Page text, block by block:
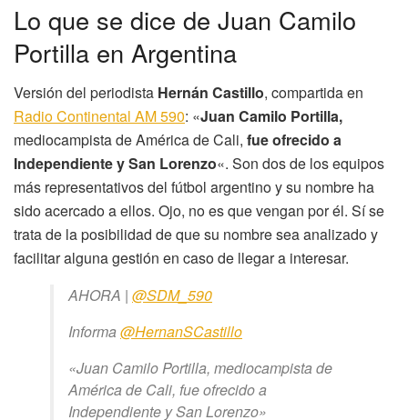
Lo que se dice de Juan Camilo
Portilla en Argentina
Versión del periodista Hernán Castillo, compartida en
Radio Continental AM 590: «Juan Camilo Portilla,
mediocampista de América de Cali, fue ofrecido a
Independiente y San Lorenzo«. Son dos de los equipos
más representativos del fútbol argentino y su nombre ha
sido acercado a ellos. Ojo, no es que vengan por él. Sí se
trata de la posibilidad de que su nombre sea analizado y
facilitar alguna gestión en caso de llegar a interesar.
AHORA | @SDM_590
Informa@HernanSCastillo
«Juan Camilo Portilla, mediocampista de
América de Cali, fue ofrecido a
Independiente y San Lorenzo»